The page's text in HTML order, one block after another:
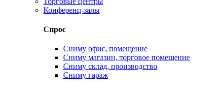
Конференц-залы
Спрос
Сниму офис, помещение
Сниму магазин, торговое помещение
Сниму склад, производство
Сниму гараж